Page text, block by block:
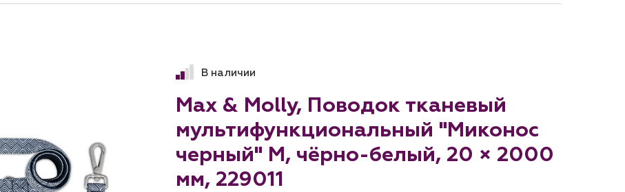
В наличии
Max & Molly, Поводок тканевый
мультифункциональный "Миконос
черный" M, чёрно-белый, 20 × 2000
мм, 229011